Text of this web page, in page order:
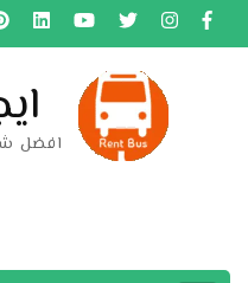
تخطى
إلى
افضل